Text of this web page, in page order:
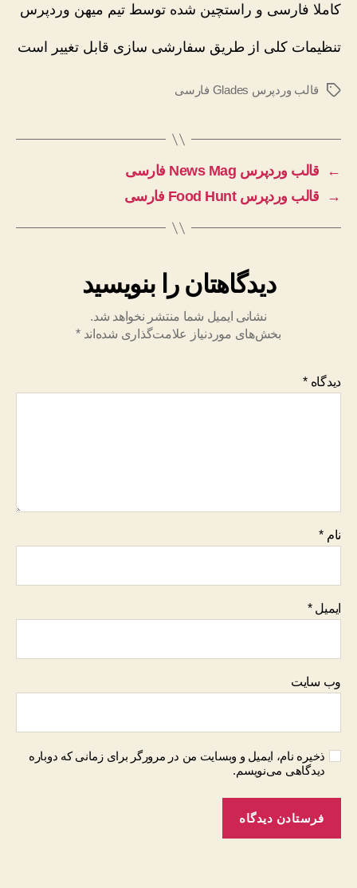
کاملا فارسی و راستچین شده توسط تیم میهن وردپرس
تنظیمات کلی از طریق سفارشی سازی قابل تغییر است
برچسب‌هاقالب وردپرس Glades فارسی
←
قالب وردپرس News Mag فارسی
→
قالب وردپرس Food Hunt فارسی
دیدگاهتان را بنویسید
نشانی ایمیل شما منتشر نخواهد شد.
بخش‌های موردنیاز علامت‌گذاری شده‌اند*
دیدگاه*
نام *
ایمیل*
وب‌ سایت
ذخیره نام، ایمیل و وبسایت من در مرورگر برای زمانی که دوباره
دیدگاهی می‌نویسم.